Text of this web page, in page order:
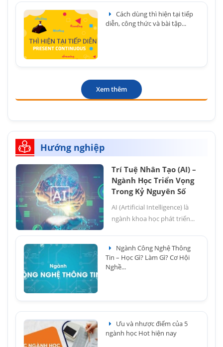
Cách dùng thì hiện tại tiếp
diễn, công thức và bài tập...
Xem thêm
Hướng nghiệp
Trí Tuệ Nhân Tạo (AI) –
Ngành Học Triển Vọng
Trong Kỷ Nguyên Số
AI (Artificial Intelligence) là
ngành khoa học phát triển...
Ngành Công Nghệ Thông
Tin – Học Gì? Làm Gì? Cơ Hội
Nghề...
Ưu và nhược điểm của 5
ngành học Hot hiện nay